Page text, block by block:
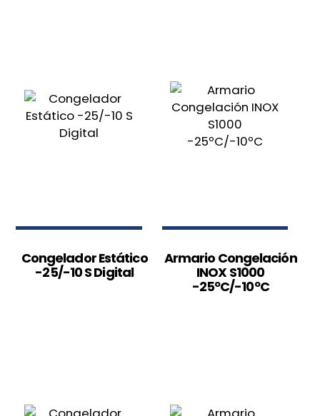
Congelador Estático
-25/-10 S Digital
Armario Congelación
INOX S1000
-25ºC/-10ºC